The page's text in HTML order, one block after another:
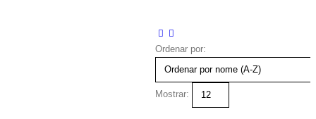
Ordenar por:
Mostrar: